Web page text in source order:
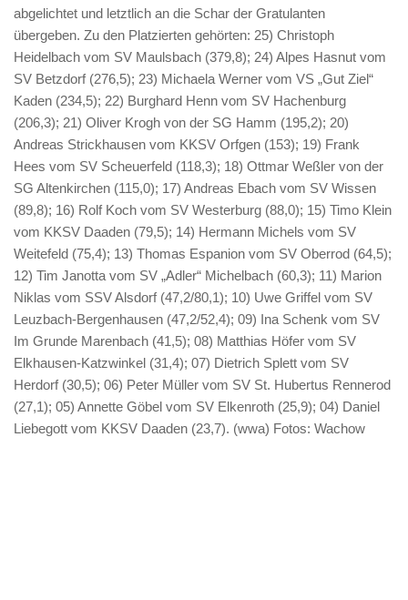
abgelichtet und letztlich an die Schar der Gratulanten
übergeben. Zu den Platzierten gehörten: 25) Christoph
Heidelbach vom SV Maulsbach (379,8); 24) Alpes Hasnut vom
SV Betzdorf (276,5); 23) Michaela Werner vom VS „Gut Ziel“
Kaden (234,5); 22) Burghard Henn vom SV Hachenburg
(206,3); 21) Oliver Krogh von der SG Hamm (195,2); 20)
Andreas Strickhausen vom KKSV Orfgen (153); 19) Frank
Hees vom SV Scheuerfeld (118,3); 18) Ottmar Weßler von der
SG Altenkirchen (115,0); 17) Andreas Ebach vom SV Wissen
(89,8); 16) Rolf Koch vom SV Westerburg (88,0); 15) Timo Klein
vom KKSV Daaden (79,5); 14) Hermann Michels vom SV
Weitefeld (75,4); 13) Thomas Espanion vom SV Oberrod (64,5);
12) Tim Janotta vom SV „Adler“ Michelbach (60,3); 11) Marion
Niklas vom SSV Alsdorf (47,2/80,1); 10) Uwe Griffel vom SV
Leuzbach-Bergenhausen (47,2/52,4); 09) Ina Schenk vom SV
Im Grunde Marenbach (41,5); 08) Matthias Höfer vom SV
Elkhausen-Katzwinkel (31,4); 07) Dietrich Splett vom SV
Herdorf (30,5); 06) Peter Müller vom SV St. Hubertus Rennerod
(27,1); 05) Annette Göbel vom SV Elkenroth (25,9); 04) Daniel
Liebegott vom KKSV Daaden (23,7). (wwa) Fotos: Wachow